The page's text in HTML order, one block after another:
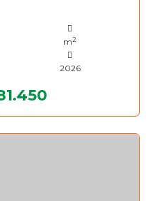
m2
2026